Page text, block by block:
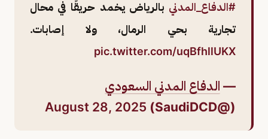
#الدفاع_المدني بالرياض يخمد حريقًا في محال
تجارية بحي الرمال، ولا إصابات.
pic.twitter.com/uqBfhllUKX
— الدفاع المدني السعودي
(@SaudiDCD)
August 28, 2025